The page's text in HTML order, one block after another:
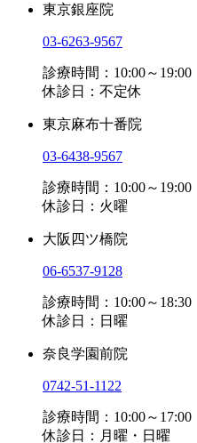
東京銀座院
03-6263-9567
診療時間：10:00～19:00
休診日：不定休
東京麻布十番院
03-6438-9567
診療時間：10:00～19:00
休診日：火曜
大阪四ツ橋院
06-6537-9128
診療時間：10:00～18:30
休診日：日曜
奈良学園前院
0742-51-1122
診療時間：10:00～17:00
休診日：月曜・日曜